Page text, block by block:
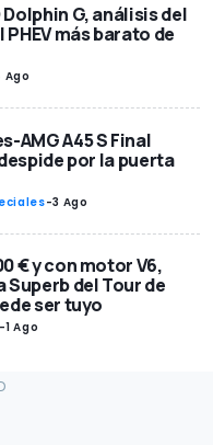
Dolphin G, análisis del
más barato de
Ago
AMG A45 S Final
por la puerta
-3 Ago
€ y con motor V6,
Superb del Tour de
ser tuyo
-1 Ago